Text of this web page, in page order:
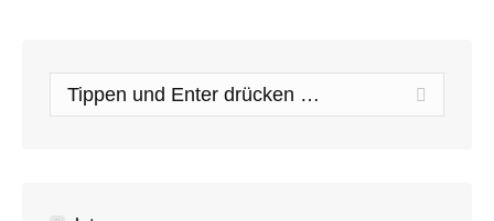
Search: